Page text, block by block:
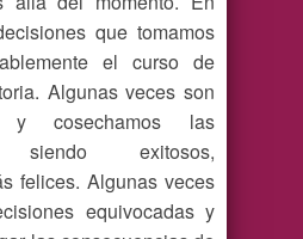
que tomamos
el curso de
Algunas veces son
y cosechamos las
siendo exitosos,
felices. Algunas veces
equivocadas y